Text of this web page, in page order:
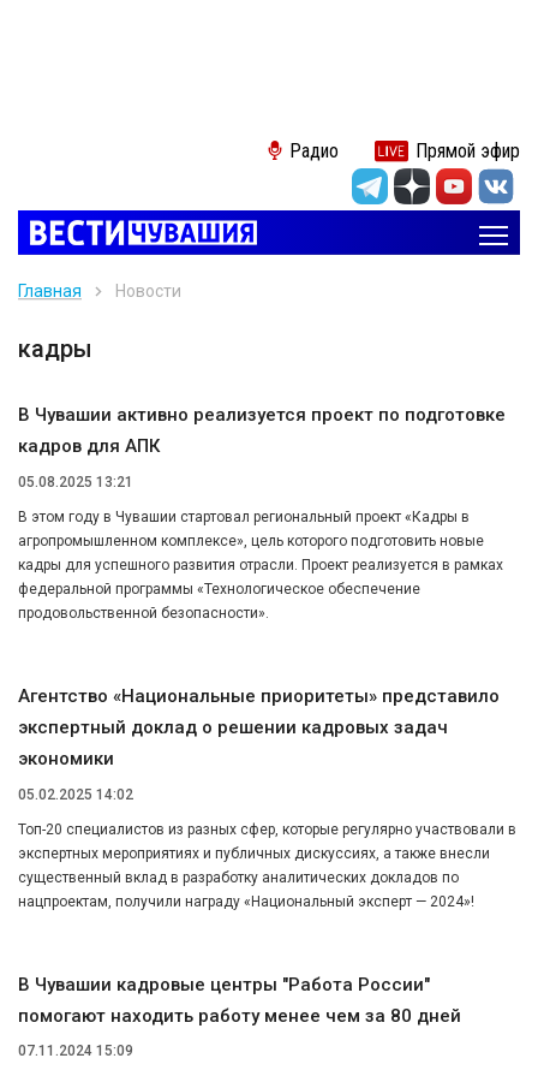
Радио Прямой эфир
Главная Новости
кадры
В Чувашии активно реализуется проект по подготовке
кадров для АПК
05.08.2025 13:21
В этом году в Чувашии стартовал региональный проект «Кадры в
агропромышленном комплексе», цель которого подготовить новые
кадры для успешного развития отрасли. Проект реализуется в рамках
федеральной программы «Технологическое обеспечение
продовольственной безопасности».
Агентство «Национальные приоритеты» представило
экспертный доклад о решении кадровых задач
экономики
05.02.2025 14:02
Топ-20 специалистов из разных сфер, которые регулярно участвовали в
экспертных мероприятиях и публичных дискуссиях, а также внесли
существенный вклад в разработку аналитических докладов по
нацпроектам, получили награду «Национальный эксперт — 2024»!
В Чувашии кадровые центры "Работа России"
помогают находить работу менее чем за 80 дней
07.11.2024 15:09